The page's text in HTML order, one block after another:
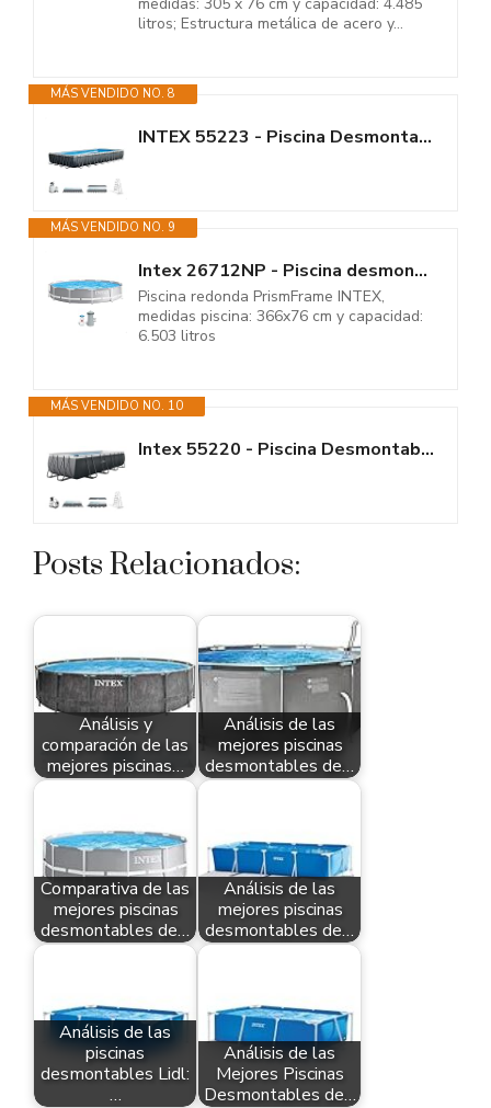
medidas: 305 x 76 cm y capacidad: 4.485
litros; Estructura metálica de acero y...
MÁS VENDIDO NO. 8
INTEX 55223 - Piscina Desmontable Ultra XTR Frame 975x488x132 cm con...
MÁS VENDIDO NO. 9
Intex 26712NP - Piscina desmontable redonda INTEX Prism Frame con...
Piscina redonda PrismFrame INTEX,
medidas piscina: 366x76 cm y capacidad:
6.503 litros
MÁS VENDIDO NO. 10
Intex 55220 - Piscina Desmontable Rectangular Ultra XTR Frame 549x274x132 +...
Posts Relacionados:
Análisis y
comparación de las
mejores piscinas…
Análisis de las
mejores piscinas
desmontables de…
Comparativa de las
mejores piscinas
desmontables de…
Análisis de las
mejores piscinas
desmontables de…
Análisis de las
piscinas
desmontables Lidl:
…
Análisis de las
Mejores Piscinas
Desmontables de…